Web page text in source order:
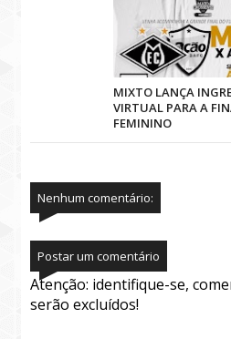
MIXTO LANÇA
VIRTUAL PARA A
FEMININO
Nenhum comentário:
Postar um comentário
Atenção: identifique-se,
serão excluídos!